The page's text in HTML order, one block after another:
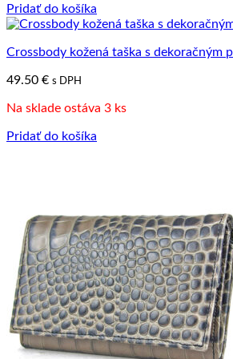
Pridať do košíka
Crossbody kožená taška s dekoračným
49.50 € s DPH
Na sklade ostáva 3 ks
Pridať do košíka